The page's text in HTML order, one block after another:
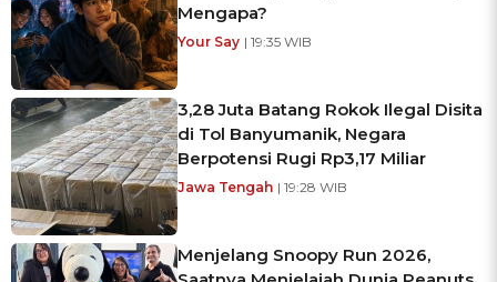
Mengapa?
Your Say | 19:35 WIB
3,28 Juta Batang Rokok Ilegal Disita
di Tol Banyumanik, Negara
Berpotensi Rugi Rp3,17 Miliar
Jawa Tengah | 19:28 WIB
Menjelang Snoopy Run 2026,